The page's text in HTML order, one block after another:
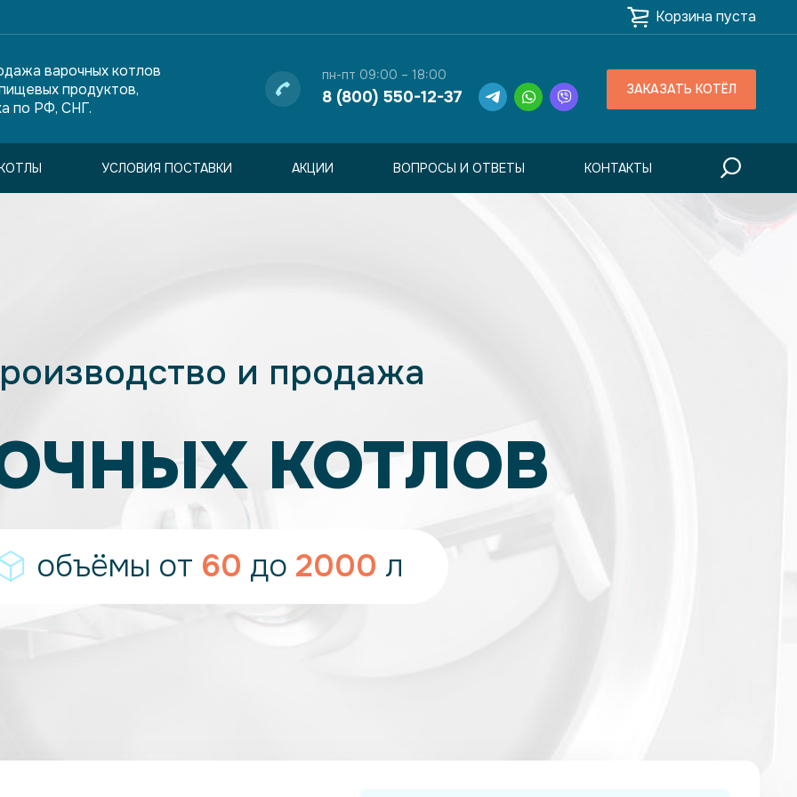
Корзина пуста
варочных котлов
продуктов,
по РФ, СНГ.
8 (800) 550-12-37
пн-пт 09:00 – 18:00
ЗАКАЗАТЬ КОТЁЛ
УСЛОВИЯ ПОСТАВКИ АКЦИИ ВОПРОСЫ И ОТВЕТЫ КОНТАКТЫ
и продажа
КОТЛОВ
объёмы от 60 до 2000 л